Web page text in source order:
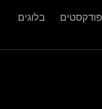
פודקסטים בלוגים